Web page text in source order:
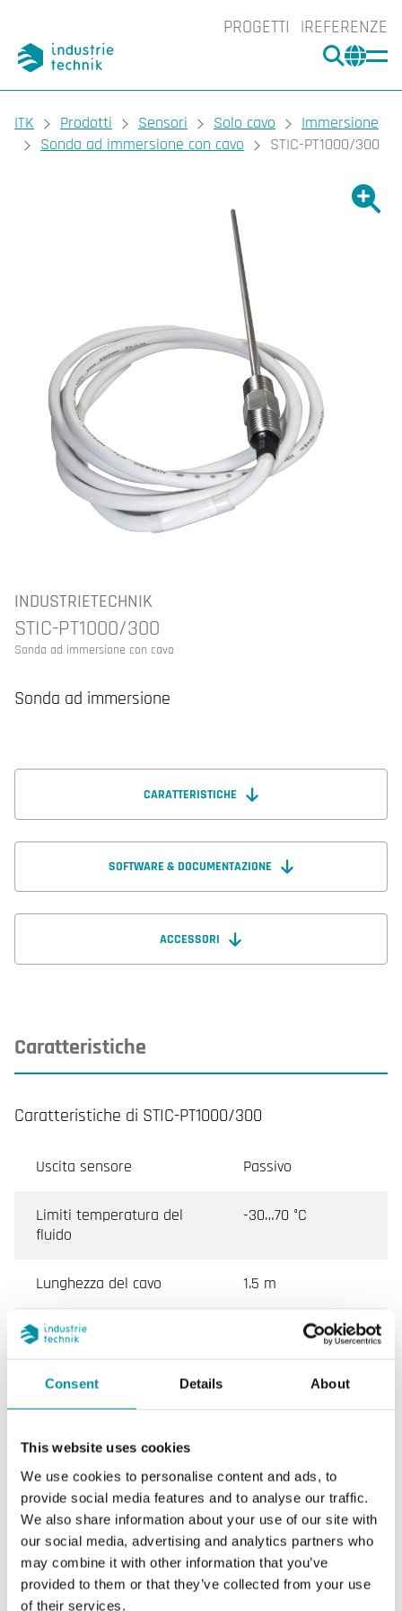
Consent Details About
This website uses cookies
We use cookies to personalise content and ads, to
provide social media features and to analyse our traffic.
We also share information about your use of our site with
our social media, advertising and analytics partners who
may combine it with other information that you’ve
provided to them or that they’ve collected from your use
of their services.
PROGETTI REFERENZE
CERCA
You are here:
ITK Prodotti Sensori Solo cavo
Immersione
Sonda ad immersione con cavo
STIC-PT1000/300
INDUSTRIETECHNIK
STIC-PT1000/300
Sonda ad immersione con cavo
Sonda ad immersione
CARATTERISTICHE
SOFTWARE & DOCUMENTAZIONE
ACCESSORI
Caratteristiche
Caratteristiche di STIC-PT1000/300
Uscita sensore Passivo
Limiti temperatura del
fluido
-30…70 °C
Lunghezza del cavo 1.5 m
Intervallo di misura,
-30…70 °C
Resistenza nominale
Class B
Lunghezza di
inserimento
300 mm